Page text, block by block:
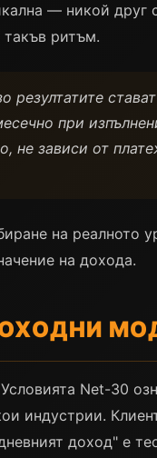
— никой друг
такъв ритъм.
при
не зависи от
на реалното
на дохода.
Net-30
индустрии.
доход" е